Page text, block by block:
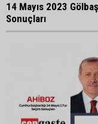
14 Mayıs 2023
Sonuçları